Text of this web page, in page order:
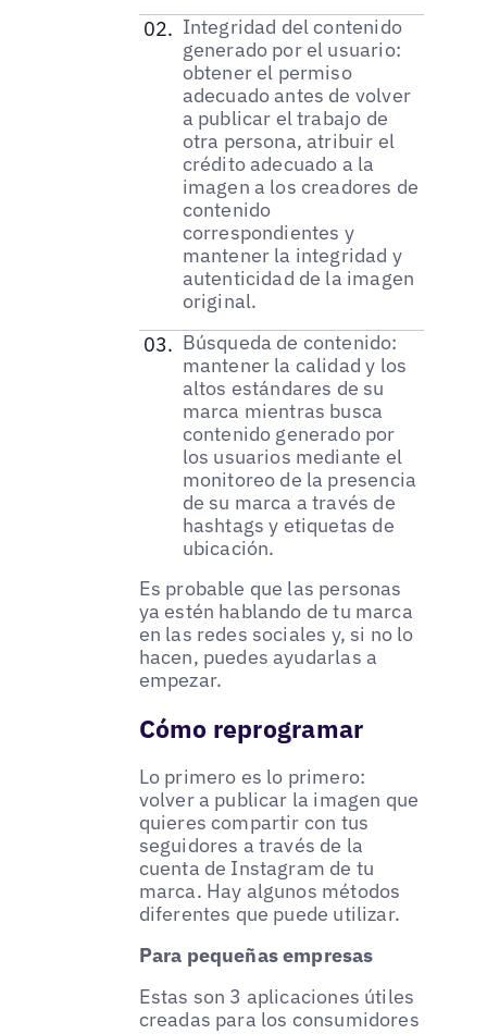
Integridad del contenido
generado por el usuario:
obtener el permiso
adecuado antes de volver
a publicar el trabajo de
otra persona, atribuir el
crédito adecuado a la
imagen a los creadores de
contenido
correspondientes y
mantener la integridad y
autenticidad de la imagen
original.
Búsqueda de contenido:
mantener la calidad y los
altos estándares de su
marca mientras busca
contenido generado por
los usuarios mediante el
monitoreo de la presencia
de su marca a través de
hashtags y etiquetas de
ubicación.
Es probable que las personas
ya estén hablando de tu marca
en las redes sociales y, si no lo
hacen, puedes ayudarlas a
empezar.
Cómo reprogramar
Lo primero es lo primero:
volver a publicar la imagen que
quieres compartir con tus
seguidores a través de la
cuenta de Instagram de tu
marca. Hay algunos métodos
diferentes que puede utilizar.
Para pequeñas empresas
Estas son 3 aplicaciones útiles
creadas para los consumidores